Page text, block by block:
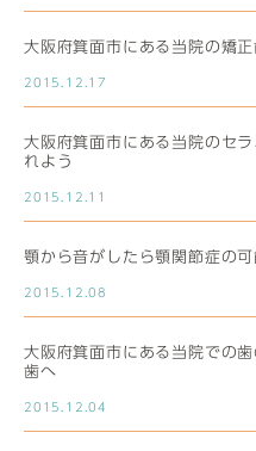
大阪府箕面市にある当院の矯
2015.12.17
大阪府箕面市にある当院のセ
れよう
2015.12.11
顎から音がしたら顎関節症の
2015.12.08
大阪府箕面市にある当院での
歯へ
2015.12.04